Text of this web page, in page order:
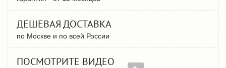
ДЕШЕВАЯ ДОСТАВКА
по Москве и по всей России
ПОСМОТРИТЕ ВИДЕО